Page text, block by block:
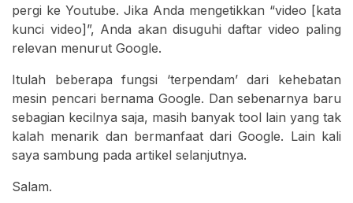
pergi ke Youtube. Jika Anda mengetikkan “video [kata
kunci video]”, Anda akan disuguhi daftar video paling
relevan menurut Google.
Itulah beberapa fungsi ‘terpendam’ dari kehebatan
mesin pencari bernama Google. Dan sebenarnya baru
sebagian kecilnya saja, masih banyak tool lain yang tak
kalah menarik dan bermanfaat dari Google. Lain kali
saya sambung pada artikel selanjutnya.
Salam.